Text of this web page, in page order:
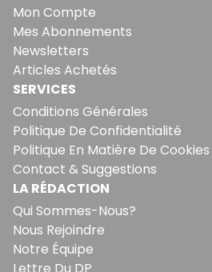
Mon Compte
Mes Abonnements
Newsletters
Articles Achetés
SERVICES
Conditions Générales
Politique De Confidentialité
Politique En Matière De Cookies
Contact & Suggestions
LA RÉDACTION
Qui Sommes-Nous?
Nous Rejoindre
Notre Équipe
Lettre Du DP